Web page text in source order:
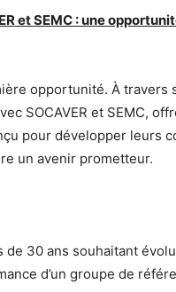
et SEMC : une
opportunité. À travers
SOCAVER et SEMC,
pour développer leurs
un avenir prometteur.
de 30 ans souhaitant
d’un groupe de